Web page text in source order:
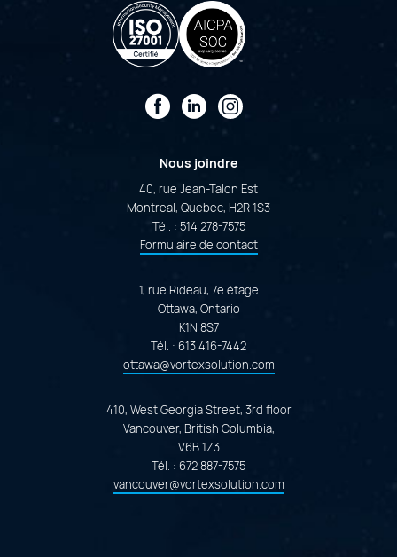
FacebookLinkedIn
Instagram
Nous joindre
40, rue Jean-Talon Est
Montreal, Quebec, H2R 1S3
Tél. : 514 278-7575
Formulaire de contact
1, rue Rideau, 7e étage
Ottawa, Ontario
K1N 8S7
Tél. : 613 416-7442
ottawa@vortexsolution.com
410, West Georgia Street, 3rd floor
Vancouver, British Columbia,
V6B 1Z3
Tél. : 672 887-7575
vancouver@vortexsolution.com